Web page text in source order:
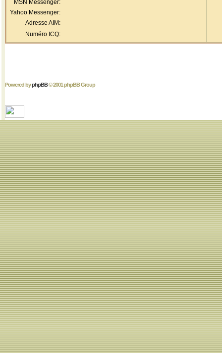
MSN Messenger:
Yahoo Messenger:
Adresse AIM:
Numéro ICQ:
Powered byphpBB© 2001 phpBB Group